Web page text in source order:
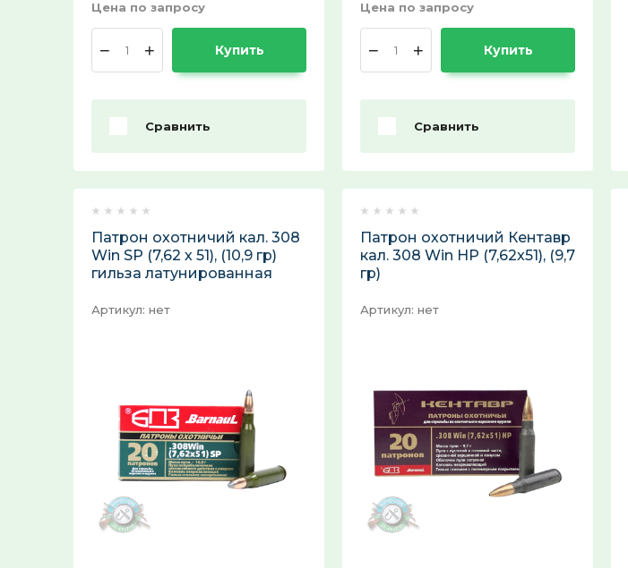
Цена по запросу
− + Купить
Сравнить
Цена по запросу
− + Купить
Сравнить
Патрон охотничий кал. 308
Win SP (7,62 х 51), (10,9 гр)
гильза латунированная
Артикул: нет
Патрон охотничий Кентавр
кал. 308 Win HP (7,62x51), (9,7
гр)
Артикул: нет